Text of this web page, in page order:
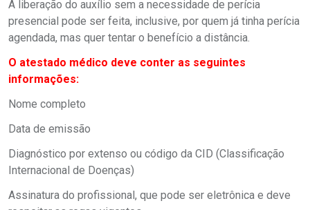
A liberação do auxílio sem a necessidade de perícia
presencial pode ser feita, inclusive, por quem já tinha perícia
agendada, mas quer tentar o benefício a distância.
O atestado médico deve conter as seguintes
informações:
Nome completo
Data de emissão
Diagnóstico por extenso ou código da CID (Classificação
Internacional de Doenças)
Assinatura do profissional, que pode ser eletrônica e deve